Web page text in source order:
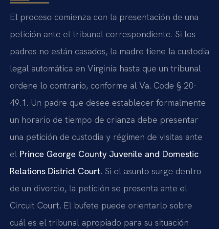
El proceso comienza con la presentación de una
petición ante el tribunal correspondiente. Si los
padres no están casados, la madre tiene la custodia
legal automática en Virginia hasta que un tribunal
ordene lo contrario, conforme al Va. Code § 20-
49.1. Un padre que desee establecer formalmente
un horario de tiempo de crianza debe presentar
una petición de custodia y régimen de visitas ante
el Prince George County Juvenile and Domestic
Relations District Court. Si el asunto surge dentro
de un divorcio, la petición se presenta ante el
Circuit Court. El bufete puede orientarlo sobre
cuál es el tribunal apropiado para su situación